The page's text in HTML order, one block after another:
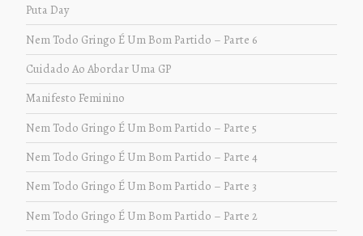
Puta Day
Nem Todo Gringo É Um Bom Partido – Parte 6
Cuidado Ao Abordar Uma GP
Manifesto Feminino
Nem Todo Gringo É Um Bom Partido – Parte 5
Nem Todo Gringo É Um Bom Partido – Parte 4
Nem Todo Gringo É Um Bom Partido – Parte 3
Nem Todo Gringo É Um Bom Partido – Parte 2